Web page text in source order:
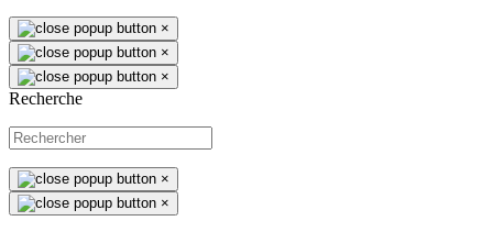
×
×
×
Recherche
×
×